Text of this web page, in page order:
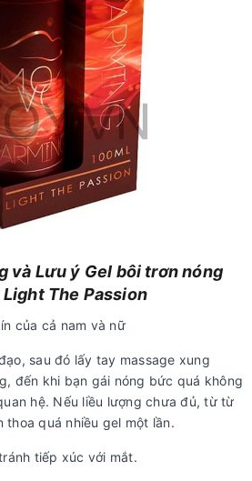
và Lưu ý Gel bôi trơn nóng
The Passion
của cả nam và nữ
sau đó lấy tay massage xung
đến khi bạn gái nóng bức quá không
hệ. Nếu liều lượng chưa đủ, từ từ
thoa quá nhiều gel một lần.
tiếp xúc với mắt.